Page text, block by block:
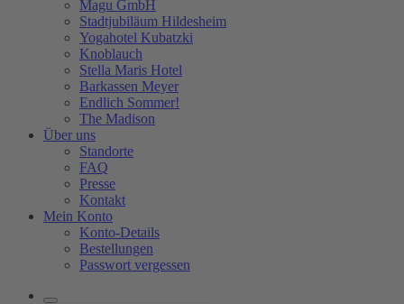
Magu GmbH
Stadtjubiläum Hildesheim
Yogahotel Kubatzki
Knoblauch
Stella Maris Hotel
Barkassen Meyer
Endlich Sommer!
The Madison
Über uns
Standorte
FAQ
Presse
Kontakt
Mein Konto
Konto-Details
Bestellungen
Passwort vergessen